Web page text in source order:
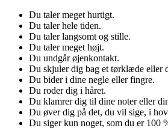
Du taler meget hurtigt.
Du taler hele tiden.
Du taler langsomt og stille.
Du taler meget højt.
Du undgår øjenkontakt.
Du skjuler dig bag et tørklæde eller
Du bider i dine negle eller fingre.
Du roder dig i håret.
Du klamrer dig til dine noter eller
Du øver dig på det, du vil sige, i
Du siger kun noget, som du er 100